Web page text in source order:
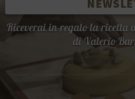
Riceverai in regalo la ricetta
di Valerio